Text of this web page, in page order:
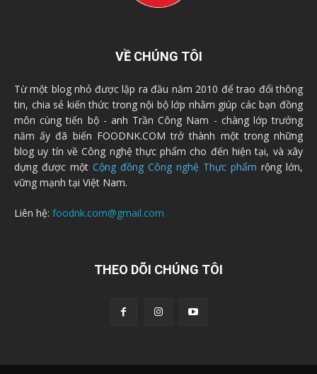
VỀ CHÚNG TÔI
Từ một blog nhỏ được lập ra đầu năm 2010 để trao đổi thông
tin, chia sẻ kiến thức trong nội bộ lớp nhằm giúp các bạn đồng
môn cùng tiến bộ - anh Trần Công Nam - chàng lớp trưởng
năm ấy đã biến FOODNK.COM trở thành một trong những
blog uy tín về Công nghệ thực phẩm cho đến hiện tại, và xây
dựng được một Cộng đồng Công nghệ Thực phẩm rộng lớn,
vững mạnh tại Việt Nam.
Liên hệ: foodnk.com@gmail.com
THEO DÕI CHÚNG TÔI